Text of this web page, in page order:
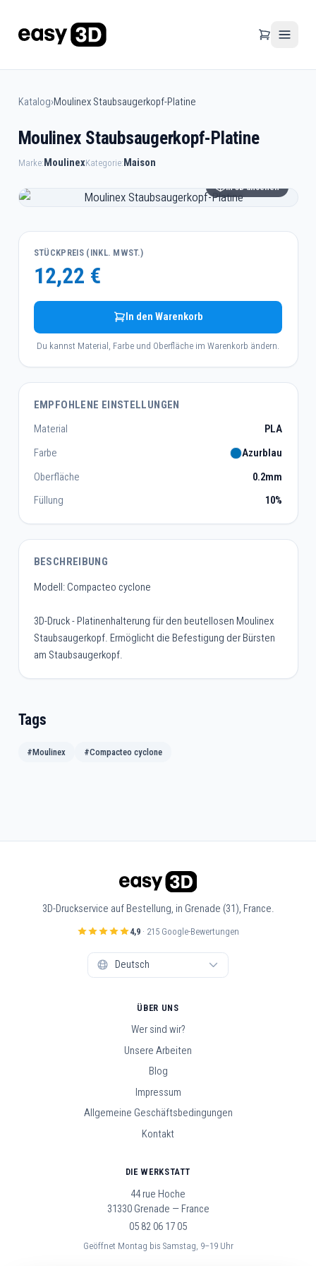
Katalog›Moulinex Staubsaugerkopf-Platine
Moulinex Staubsaugerkopf-Platine
Marke:MoulinexKategorie:Maison
In 3D ansehen
STÜCKPREIS (INKL. MWST.)
12,22 €
In den Warenkorb
Du kannst Material, Farbe und Oberfläche im Warenkorb ändern.
EMPFOHLENE EINSTELLUNGEN
Material
PLA
Farbe
Azurblau
Oberfläche
0.2mm
Füllung
10%
BESCHREIBUNG
Modell: Compacteo cyclone
3D-Druck - Platinenhalterung für den beutellosen Moulinex
Staubsaugerkopf. Ermöglicht die Befestigung der Bürsten
am Staubsaugerkopf.
Tags
#Moulinex #Compacteo cyclone
3D-Druckservice auf Bestellung, in Grenade (31), France.
4,9· 215 Google-Bewertungen
ÜBER UNS
Wer sind wir?
Unsere Arbeiten
Blog
Impressum
Allgemeine Geschäftsbedingungen
Kontakt
DIE WERKSTATT
44 rue Hoche
31330 Grenade — France
05 82 06 17 05
Geöffnet Montag bis Samstag, 9–19 Uhr